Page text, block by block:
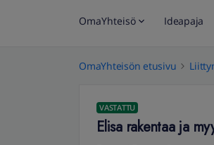
OmaYhteisö Ideapaja
OmaYhteisön etusivu
VASTATTU
Elisa rakentaa ja